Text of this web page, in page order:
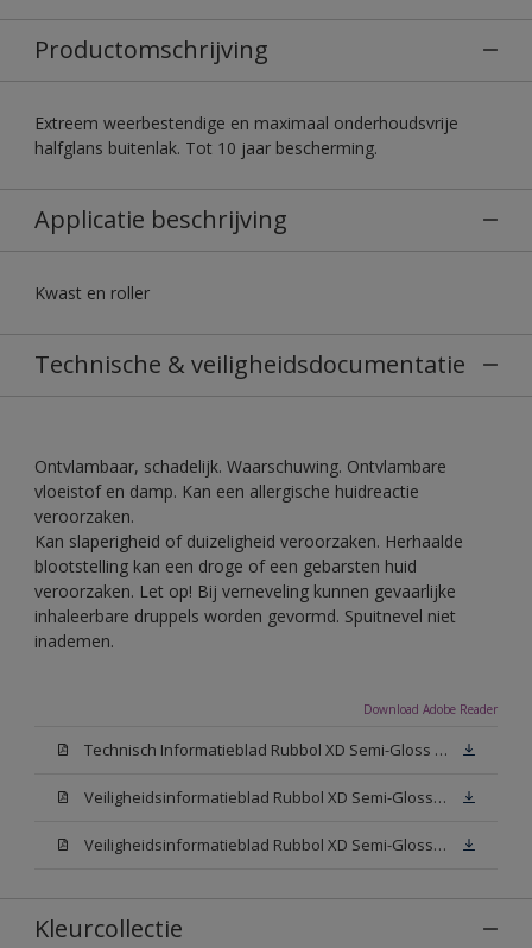
Productomschrijving
Extreem weerbestendige en maximaal onderhoudsvrije
halfglans buitenlak. Tot 10 jaar bescherming.
Applicatie beschrijving
Kwast en roller
Technische & veiligheidsdocumentatie
Ontvlambaar, schadelijk. Waarschuwing. Ontvlambare
vloeistof en damp. Kan een allergische huidreactie
veroorzaken.
Kan slaperigheid of duizeligheid veroorzaken. Herhaalde
blootstelling kan een droge of een gebarsten huid
veroorzaken. Let op! Bij verneveling kunnen gevaarlijke
inhaleerbare druppels worden gevormd. Spuitnevel niet
inademen.
Download Adobe Reader
Technisch Informatieblad Rubbol XD Semi-Gloss (PDF)
Veiligheidsinformatieblad Rubbol XD Semi-Gloss White W05 (MSDS)
Veiligheidsinformatieblad Rubbol XD Semi-Gloss N00 (MSDS)
Kleurcollectie